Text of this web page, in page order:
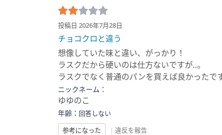
投稿日 2026年7月28日
チョコクロと違う
想像していた味と違い、がっかり！
ラスクだから硬いのは仕方ないですが‥。
ラスクでなく普通のパンを買えば良かったで
ニックネーム：
ゆゆのこ
年齢： 回答しない
参考になった
| 違反を報告